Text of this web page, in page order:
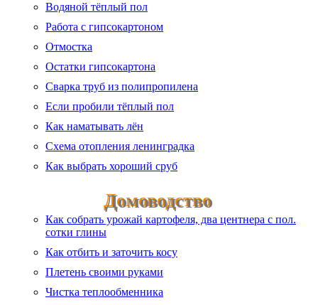
Водяной тёплый пол
Работа с гипсокартоном
Отмостка
Остатки гипсокартона
Сварка труб из полипропилена
Если пробили тёплый пол
Как наматывать лён
Схема отопления ленинградка
Как выбрать хороший сруб
Домоводство
Как собрать урожай картофеля, два центнера с пол.
сотки глины
Как отбить и заточить косу
Плетень своими руками
Чистка теплообменника